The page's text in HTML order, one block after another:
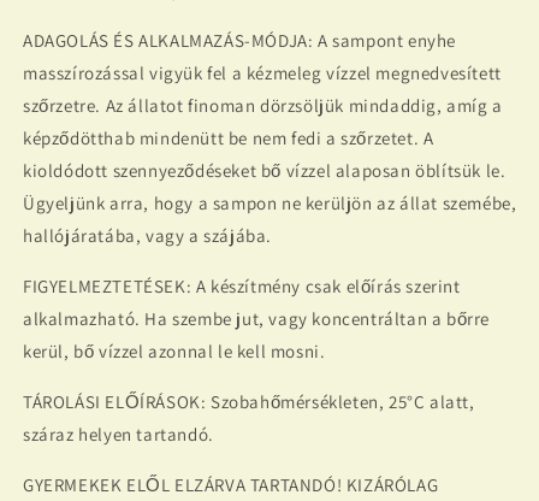
ADAGOLÁS ÉS ALKALMAZÁS-MÓDJA: A sampont enyhe
masszírozással vigyük fel a kézmeleg vízzel megnedvesített
szőrzetre. Az állatot finoman dörzsöljük mindaddig, amíg a
képződötthab mindenütt be nem fedi a szőrzetet. A
kioldódott szennyeződéseket bő vízzel alaposan öblítsük le.
Ügyeljünk arra, hogy a sampon ne kerüljön az állat szemébe,
hallójáratába, vagy a szájába.
FIGYELMEZTETÉSEK: A készítmény csak előírás szerint
alkalmazható. Ha szembe jut, vagy koncentráltan a bőrre
kerül, bő vízzel azonnal le kell mosni.
TÁROLÁSI ELŐÍRÁSOK: Szobahőmérsékleten, 25°C alatt,
száraz helyen tartandó.
GYERMEKEK ELŐL ELZÁRVA TARTANDÓ! KIZÁRÓLAG